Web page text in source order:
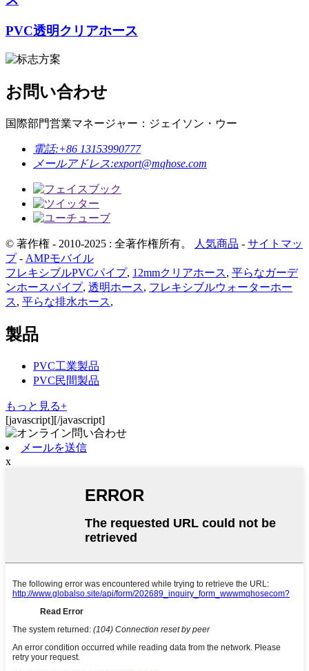
PVC透明クリアホース
お問い合わせ
国際部門営業マネージャー：ジェイソン・ウー
電話:+86 13153990777
メールアドレス:export@mqhose.com
© 著作権 - 2010-2025 : 全著作権所有。 人気商品 - サイトマッ
プ- AMPモバイル
フレキシブルPVCパイプ, 12mmクリアホース, 平らなガーデ
ンホースパイプ, 透明ホース, フレキシブルウォーターホー
ス, 平らな排水ホース,
製品
PVC工業製品
PVC民間製品
もっと見る+
[javascript][/javascript]
メールを送信
x